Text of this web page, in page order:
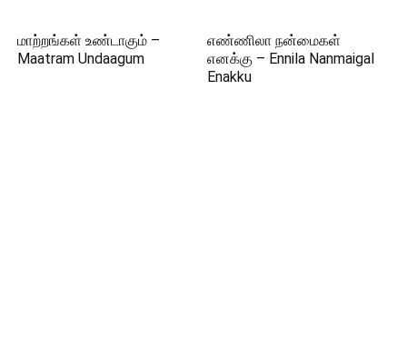
மாற்றங்கள் உண்டாகும் –
Maatram Undaagum
எண்ணிலா நன்மைகள்
எனக்கு – Ennila Nanmaigal
Enakku